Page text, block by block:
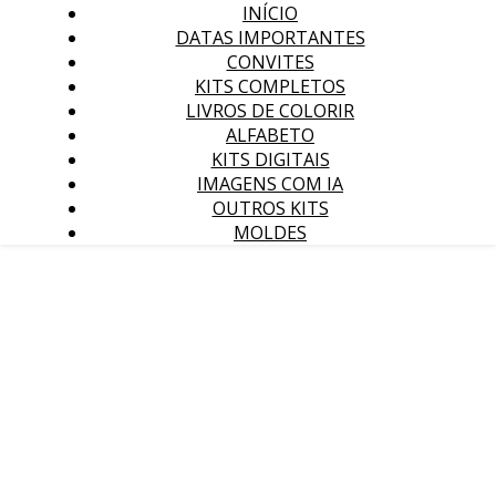
INÍCIO
DATAS IMPORTANTES
CONVITES
KITS COMPLETOS
LIVROS DE COLORIR
ALFABETO
KITS DIGITAIS
IMAGENS COM IA
OUTROS KITS
MOLDES